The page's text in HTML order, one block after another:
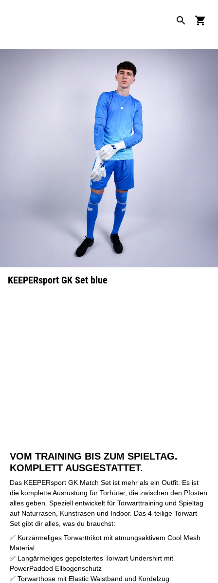
KEEPERsport GK Set blue
VOM TRAINING BIS ZUM SPIELTAG.
KOMPLETT AUSGESTATTET.
Das KEEPERsport GK Match Set ist mehr als ein Outfit. Es ist
die komplette Ausrüstung für Torhüter, die zwischen den Pfosten
alles geben. Speziell entwickelt für Torwarttraining und Spieltag
auf Naturrasen, Kunstrasen und Indoor. Das 4-teilige Torwart
Set gibt dir alles, was du brauchst:
✅ Kurzärmeliges Torwarttrikot mit atmungsaktivem Cool Mesh
Material
✅ Langärmeliges gepolstertes Torwart Undershirt mit
PowerPadded Ellbogenschutz
✅ Torwarthose mit Elastic Waistband und Kordelzug